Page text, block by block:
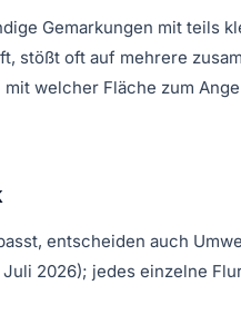
Gemarkungen mit teils
stößt oft auf mehrere
welcher Fläche zum
entscheiden auch
2026); jedes einzelne